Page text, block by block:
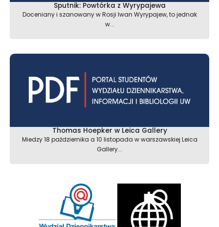
Sputnik: Powtórka z Wyrypajewa
Doceniany i szanowany w Rosji Iwan Wyrypajew, to jednak
w...
Thomas Hoepker w Leica Gallery
Miedzy 18 października a 10 listopada w warszawskiej Leica
Gallery...